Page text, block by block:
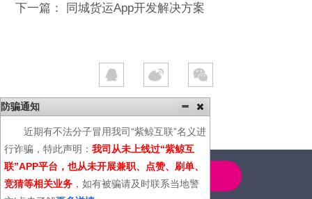
下一篇： 同城货运App开发解决方案
4000-600-366
防骗通知
近期有不法分子冒用我司“紫鲸互联”名义进
行诈骗，特此声明： 我司从未上线过“紫鲸互
联”APP平台，也从未开展兼职、点赞、刷单、
竞猜等相关业务 ，如有被骗请及时联系当地警